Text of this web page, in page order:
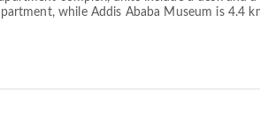
while Addis Ababa Museum is 4.4